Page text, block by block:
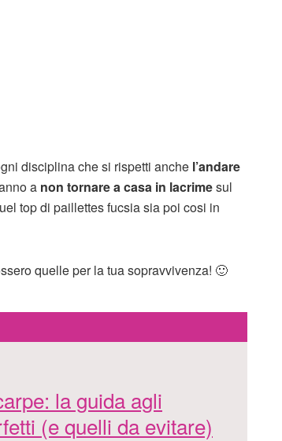
disciplina che si rispetti anche l’andare
a non tornare a casa in lacrimesul
top di paillettes fucsia sia poi cosi in
quelle per la tua sopravvivenza! 🙂
la guida agli
(e quelli da evitare)